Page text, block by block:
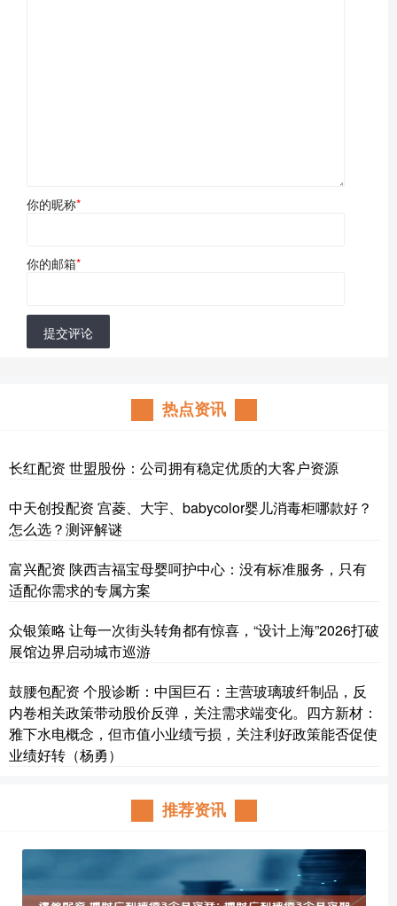
你的昵称*
你的邮箱*
提交评论
热点资讯
长红配资 世盟股份：公司拥有稳定优质的大客户资源
中天创投配资 宫菱、大宇、babycolor婴儿消毒柜哪款好？
怎么选？测评解谜
富兴配资 陕西吉福宝母婴呵护中心：没有标准服务，只有
适配你需求的专属方案
众银策略 让每一次街头转角都有惊喜，“设计上海”2026打破
展馆边界启动城市巡游
鼓腰包配资 个股诊断：中国巨石：主营玻璃玻纤制品，反
内卷相关政策带动股价反弹，关注需求端变化。四方新材：
雅下水电概念，但市值小业绩亏损，关注利好政策能否促使
业绩好转（杨勇）
推荐资讯